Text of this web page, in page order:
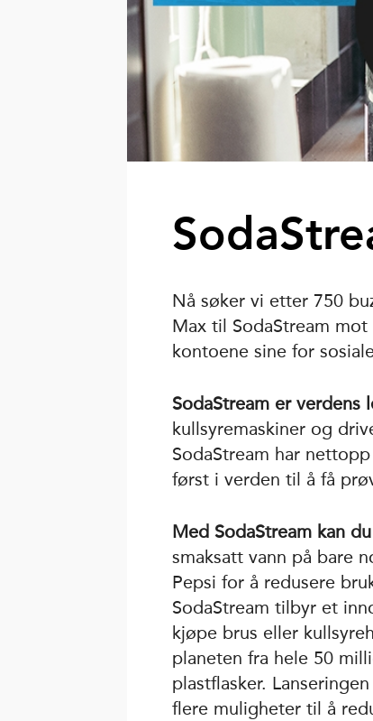
Nå søker vi etter 750
Max til SodaStream
kontoene sine for
SodaStream er verdens
kullsyremaskiner og
SodaStream har
først i verden til å få
Med SodaStream kan
smaksatt vann på bare
Pepsi for å redusere
SodaStream tilbyr et
kjøpe brus eller
planeten fra hele 50
plastflasker.
flere muligheter til å